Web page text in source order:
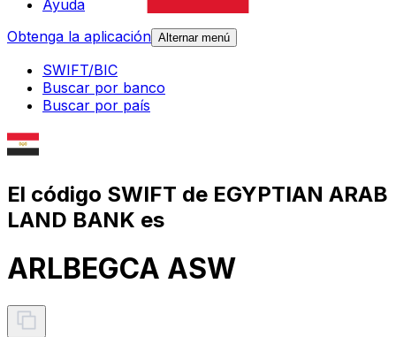
Ayuda
Obtenga la aplicación Alternar menú
SWIFT/BIC
Buscar por banco
Buscar por país
El código SWIFT de EGYPTIAN ARAB
LAND BANK es
ARLBEGCA ASW